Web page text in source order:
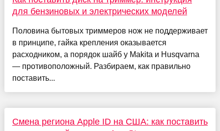
для бензиновых и электрических моделей
Половина бытовых триммеров нож не поддерживает
в принципе, гайка крепления оказывается
расходником, а порядок шайб у Makita и Husqvarna
— противоположный. Разбираем, как правильно
поставить...
Смена региона Apple ID на США: как поставить